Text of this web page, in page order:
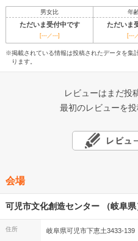
男女比 年
ただいま受付中です ただいま
[---／---] [---
※掲載されている情報は投稿されたデータを集
ります。
レビューはまだ投
最初のレビューを
会場
可児市文化創造センター （岐阜県
住所 岐阜県可児市下恵土3433-139